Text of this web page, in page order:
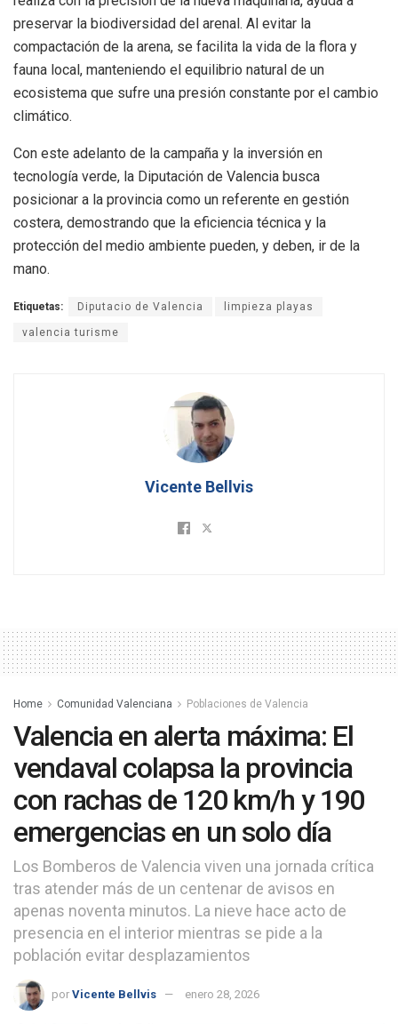
preservar la biodiversidad del arenal. Al evitar la
compactación de la arena, se facilita la vida de la flora y
fauna local, manteniendo el equilibrio natural de un
ecosistema que sufre una presión constante por el cambio
climático.
Con este adelanto de la campaña y la inversión en
tecnología verde, la Diputación de Valencia busca
posicionar a la provincia como un referente en gestión
costera, demostrando que la eficiencia técnica y la
protección del medio ambiente pueden, y deben, ir de la
mano.
Etiquetas: Diputacio de Valencia limpieza playas
valencia turisme
Vicente Bellvis
Home Comunidad Valenciana Poblaciones de Valencia
Valencia en alerta máxima: El
vendaval colapsa la provincia
con rachas de 120 km/h y 190
emergencias en un solo día
Los Bomberos de Valencia viven una jornada crítica
tras atender más de un centenar de avisos en
apenas noventa minutos. La nieve hace acto de
presencia en el interior mientras se pide a la
población evitar desplazamientos
por Vicente Bellvis enero 28, 2026